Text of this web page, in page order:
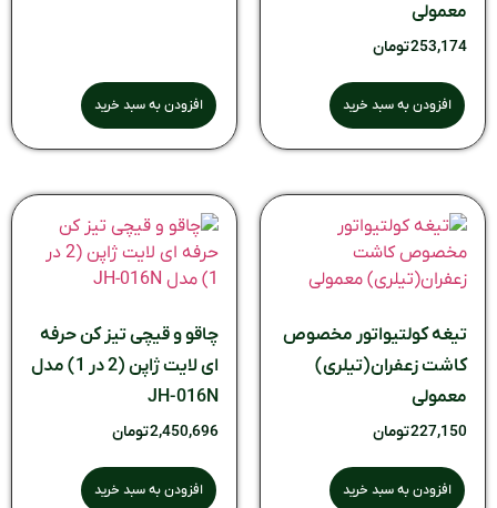
معمولی
253,174تومان
افزودن به سبد خرید افزودن به سبد خرید
تیغه کولتیواتور مخصوص
کاشت زعفران(تیلری)
معمولی
227,150تومان
افزودن به سبد خرید
چاقو و قیچی تیز کن حرفه
ای لایت ژاپن (2 در 1) مدل
JH-016N
2,450,696تومان
افزودن به سبد خرید